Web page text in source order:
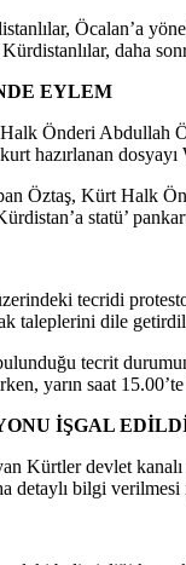
Öcalan’a
daha
EYLEM
Önderi Abdullah
hazırlanan
Öztaş, Kürt Halk
statü’
tecridi
taleplerini dile
tecrit
yarın saat
İŞGAL
Kürtler devlet
detaylı bilgi